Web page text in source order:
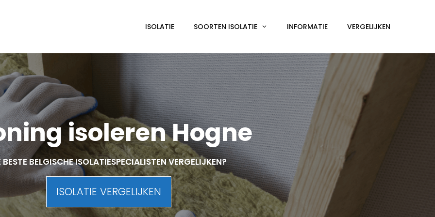
ISOLATIE SOORTEN ISOLATIE INFORMATIE VERGELIJKEN
isoleren Hogne
BESTE BELGISCHE ISOLATIESPECIALISTEN VERGELIJKEN?
ISOLATIE VERGELIJKEN